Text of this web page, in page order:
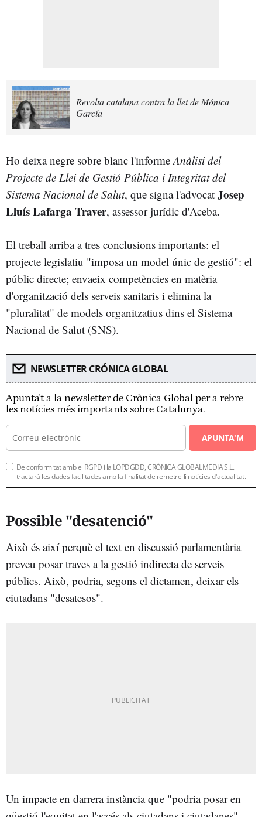
Revolta catalana contra la llei de Mónica
García
Ho deixa negre sobre blanc l'informe Anàlisi del
Projecte de Llei de Gestió Pública i Integritat del
Sistema Nacional de Salut, que signa l'advocat Josep
Lluís Lafarga Traver, assessor jurídic d'Aceba.
El treball arriba a tres conclusions importants: el
projecte legislatiu "imposa un model únic de gestió": el
públic directe; envaeix competències en matèria
d'organització dels serveis sanitaris i elimina la
"pluralitat" de models organitzatius dins el Sistema
Nacional de Salut (SNS).
NEWSLETTER CRÓNICA GLOBAL
Apunta't a la newsletter de Crònica Global per a rebre
les notícies més importants sobre Catalunya.
APUNTA'M
De conformitat amb el RGPD i la LOPDGDD, CRÒNICA GLOBALMEDIA S.L.
tractarà les dades facilitades amb la finalitat de remetre-li notícies d'actualitat.
Possible "desatenció"
Això és així perquè el text en discussió parlamentària
preveu posar traves a la gestió indirecta de serveis
públics. Això, podria, segons el dictamen, deixar els
ciutadans "desatesos".
Un impacte en darrera instància que "podria posar en